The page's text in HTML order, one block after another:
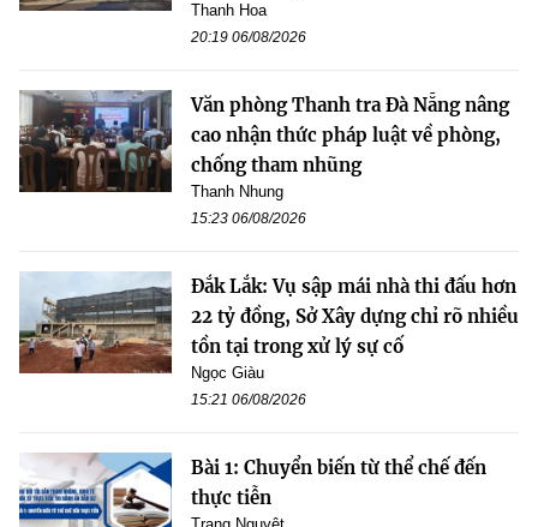
Thanh Hoa
20:19 06/08/2026
Văn phòng Thanh tra Đà Nẵng nâng
cao nhận thức pháp luật về phòng,
chống tham nhũng
Thanh Nhung
15:23 06/08/2026
Đắk Lắk: Vụ sập mái nhà thi đấu hơn
22 tỷ đồng, Sở Xây dựng chỉ rõ nhiều
tồn tại trong xử lý sự cố
Ngọc Giàu
15:21 06/08/2026
Bài 1: Chuyển biến từ thể chế đến
thực tiễn